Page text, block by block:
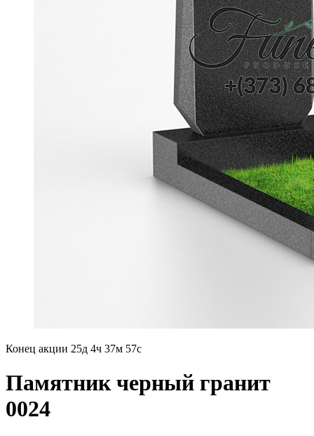
Конец акции 25д 4ч 37м 55с
Памятник черный гранит
0024